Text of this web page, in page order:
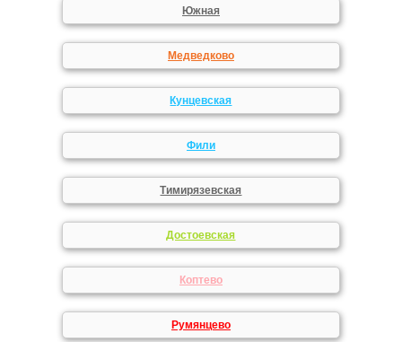
Южная
Медведково
Кунцевская
Фили
Тимирязевская
Достоевская
Коптево
Румянцево